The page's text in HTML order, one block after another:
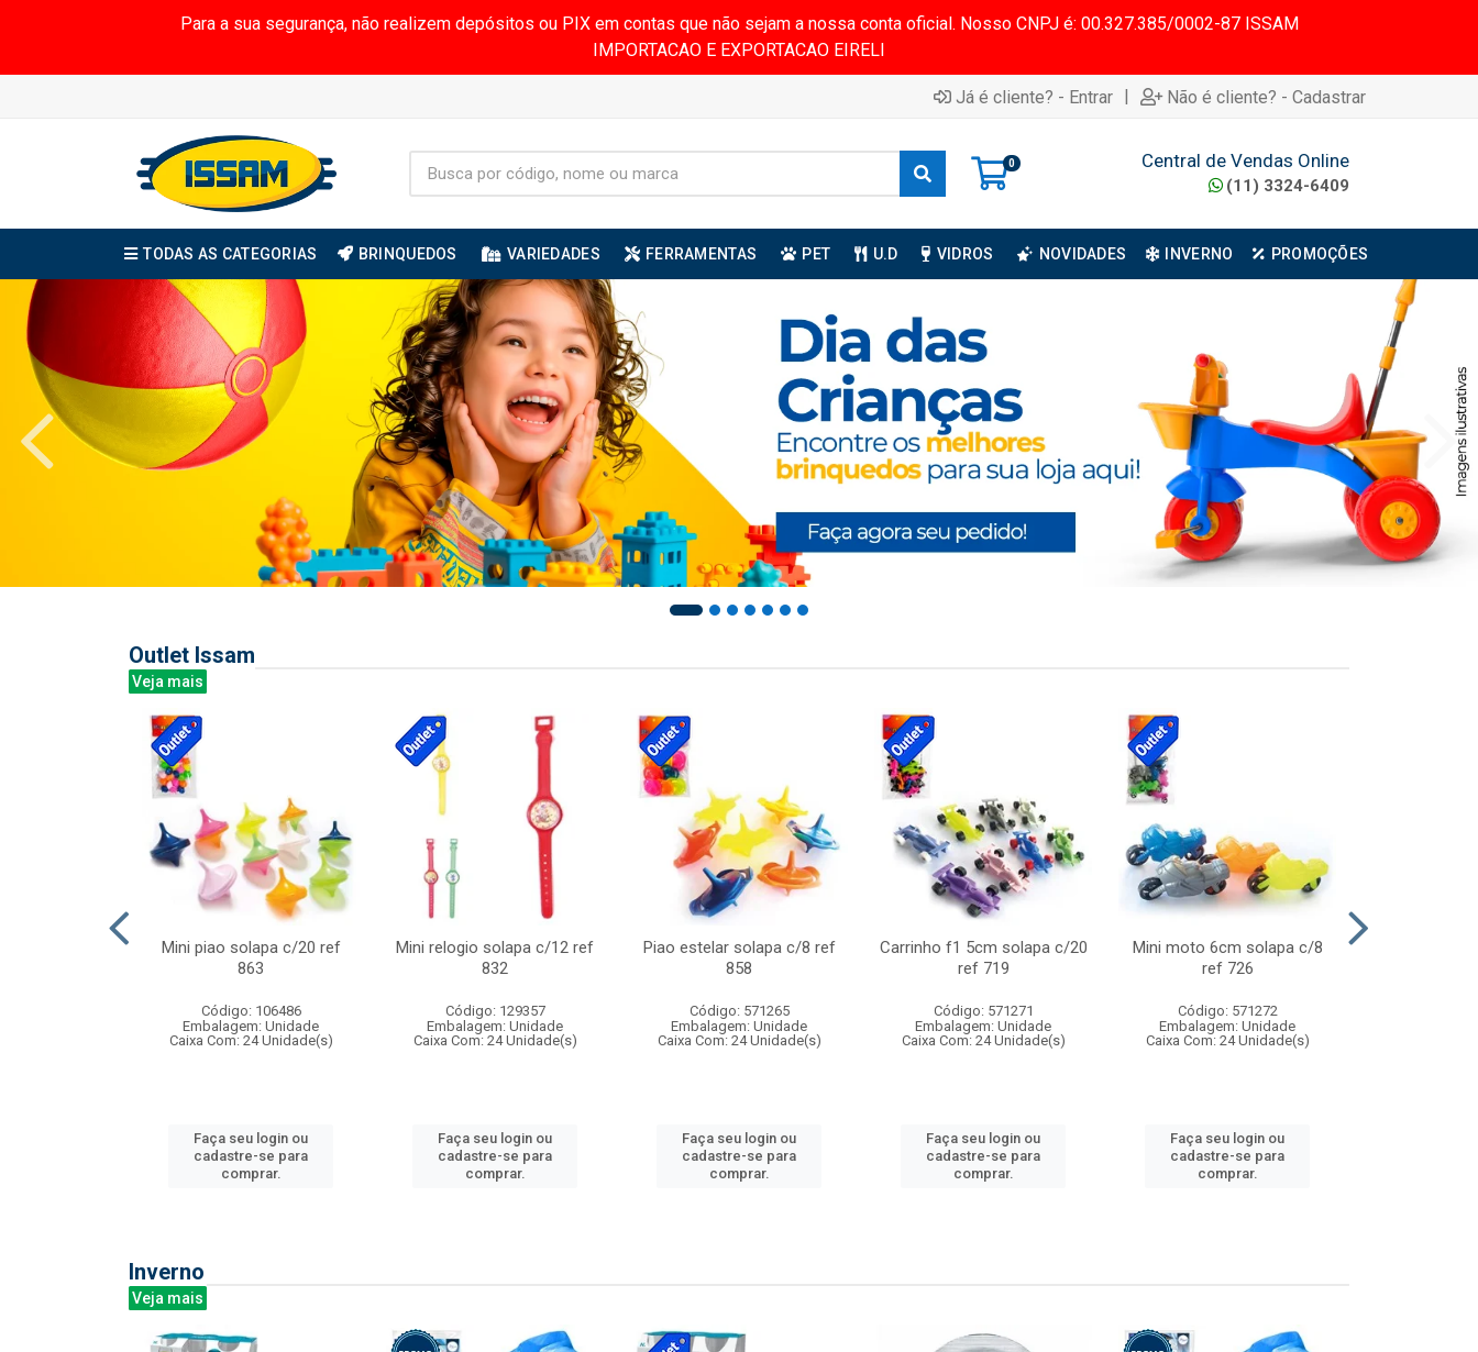
Para a sua segurança, não realizem depósitos ou PIX em contas que não sejam a nossa conta oficial. Nosso CNPJ é: 00.327.385/0002-87 ISSAM
IMPORTACAO E EXPORTACAO EIRELI
Já é cliente? - Entrar | Não é cliente? - Cadastrar
0 Central de Vendas Online
(11) 3324-6409
TODAS AS CATEGORIAS BRINQUEDOS VARIEDADES FERRAMENTAS PET U.D VIDROS NOVIDADES INVERNO PROMOÇÕES
Outlet Issam
Veja mais
Mini piao solapa c/20 ref
863
Código: 106486
Embalagem: Unidade
Caixa Com: 24 Unidade(s)
Faça seu login ou
cadastre-se para
comprar.
Mini relogio solapa c/12 ref
832
Código: 129357
Embalagem: Unidade
Caixa Com: 24 Unidade(s)
Faça seu login ou
cadastre-se para
comprar.
Piao estelar solapa c/8 ref
858
Código: 571265
Embalagem: Unidade
Caixa Com: 24 Unidade(s)
Faça seu login ou
cadastre-se para
comprar.
Carrinho f1 5cm solapa c/20
ref 719
Código: 571271
Embalagem: Unidade
Caixa Com: 24 Unidade(s)
Faça seu login ou
cadastre-se para
comprar.
Mini moto 6cm solapa c/8
ref 726
Código: 571272
Embalagem: Unidade
Caixa Com: 24 Unidade(s)
Faça seu login ou
cadastre-se para
comprar.
Inverno
Veja mais